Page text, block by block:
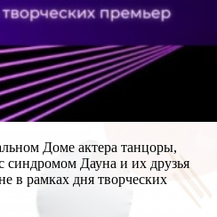
Доме актера танцоры,
синдромом Дауна и их друзья
в рамках дня творческих